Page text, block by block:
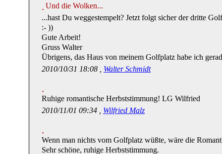
Und die Wolken...
...hast Du weggestempelt? Jetzt folgt sicher der dritte
:- ))
Gute Arbeit!
Gruss Walter
Übrigens, das Haus von meinem Golfplatz habe ich
2010/10/31 18:08 , Walter Schmidt
Ruhige romantische Herbststimmung! LG Wilfried
2010/11/01 09:34 , Wilfried Malz
Wenn man nichts vom Golfplatz wüßte, wäre die
Sehr schöne, ruhige Herbststimmung.